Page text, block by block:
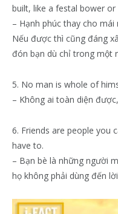
built, like a festal bower
– Hạnh phúc thay cho
Nếu được thì cũng đáng
đón bạn dù chỉ trong một
5. No man is whole of
– Không ai toàn diện
6. Friends are people you
have to.
– Bạn bè là những người
họ không phải dùng đến